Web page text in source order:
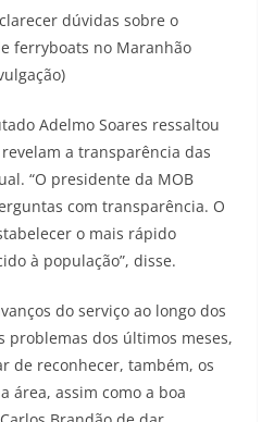
dúvidas sobre o
ferryboats no Maranhão
Adelmo Soares ressaltou
a transparência das
“O presidente da MOB
com transparência. O
o mais rápido
à população”, disse.
do serviço ao longo dos
problemas dos últimos meses,
de reconhecer, também, os
área, assim como a boa